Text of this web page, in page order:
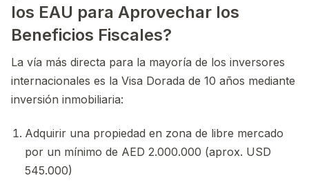
los EAU para Aprovechar los
Beneficios Fiscales?
La vía más directa para la mayoría de los inversores
internacionales es la Visa Dorada de 10 años mediante
inversión inmobiliaria:
Adquirir una propiedad en zona de libre mercado
por un mínimo de AED 2.000.000 (aprox. USD
545.000)